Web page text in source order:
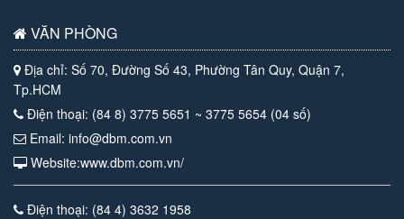
VĂN PHÒNG
Địa chỉ: Số 70, Đường Số 43, Phường Tân Quy, Quận 7,
Tp.HCM
Điện thoại: (84 8) 3775 5651 ~ 3775 5654 (04 số)
Email: info@dbm.com.vn
Website:www.dbm.com.vn/
Điện thoại: (84 4) 3632 1958